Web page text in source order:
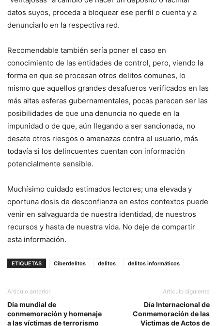
datos suyos, proceda a bloquear ese perfil o cuenta y a
denunciarlo en la respectiva red.
Recomendable también sería poner el caso en
conocimiento de las entidades de control, pero, viendo la
forma en que se procesan otros delitos comunes, lo
mismo que aquellos grandes desafueros verificados en las
más altas esferas gubernamentales, pocas parecen ser las
posibilidades de que una denuncia no quede en la
impunidad o de que, aún llegando a ser sancionada, no
desate otros riesgos o amenazas contra el usuario, más
todavía si los delincuentes cuentan con información
potencialmente sensible.
Muchísimo cuidado estimados lectores; una elevada y
oportuna dosis de desconfianza en estos contextos puede
venir en salvaguarda de nuestra identidad, de nuestros
recursos y hasta de nuestra vida. No deje de compartir
esta información.
ETIQUETAS Ciberdelitos delitos delitos informáticos
Artículo anterior
Día mundial de
conmemoración y homenaje
a las víctimas de terrorismo
Artículo siguiente
Día Internacional de
Conmemoración de las
Víctimas de Actos de